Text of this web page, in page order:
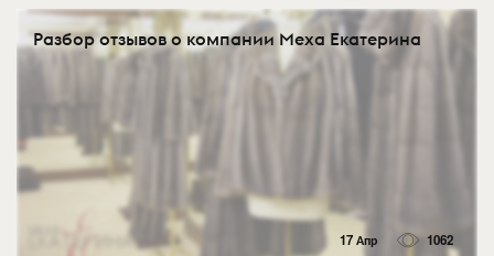
Разбор отзывов о компании Меха Екатерина
17 Апр 1062